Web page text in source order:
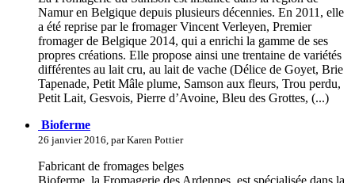
Namur en Belgique depuis plusieurs décennies. En 2011, elle
a été reprise par le fromager Vincent Verleyen, Premier
fromager de Belgique 2014, qui a enrichi la gamme de ses
propres créations. Elle propose ainsi une trentaine de variétés
différentes au lait cru, au lait de vache (Délice de Goyet, Brie
Tapenade, Petit Mâle plume, Samson aux fleurs, Trou perdu,
Petit Lait, Gesvois, Pierre d’Avoine, Bleu des Grottes, (...)
Bioferme
26 janvier 2016, par Karen Pottier
Fabricant de fromages belges
Bioferme, la Fromagerie des Ardennes, est spécialisée dans la